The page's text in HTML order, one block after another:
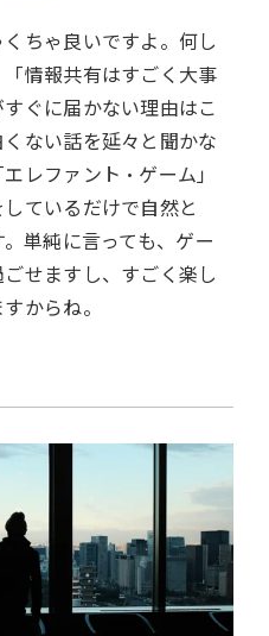
ちゃ良いですよ。何し
情報共有はすごく大事
ぐに届かない理由はこ
ない話を延々と聞かな
レファント・ゲーム」
ているだけで自然と
単純に言っても、ゲー
せますし、すごく楽し
からね。